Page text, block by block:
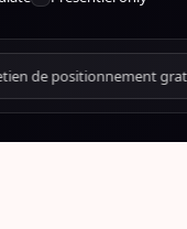
CPF •